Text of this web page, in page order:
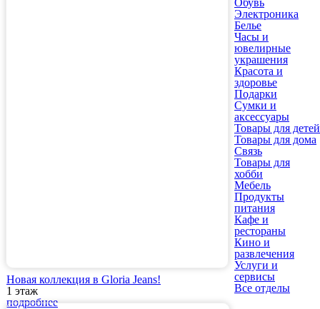
Новая коллекция в Gloria Jeans!
1 этаж
подробнее
Обувь
Электроника
Белье
Часы и
ювелирные
украшения
Красота и
здоровье
Подарки
Сумки и
аксессуары
Товары для детей
Товары для дома
Связь
Товары для
хобби
Мебель
Продукты
питания
Кафе и
рестораны
Кино и
развлечения
Услуги и
сервисы
Все отделы